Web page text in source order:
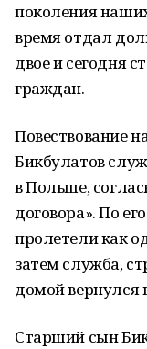
поколения
время отдал
двое и сегодня
граждан.
Повествование
Бикбулатов
в Польше,
договора». По
пролетели как
затем служба,
домой вернулся
Старший сын